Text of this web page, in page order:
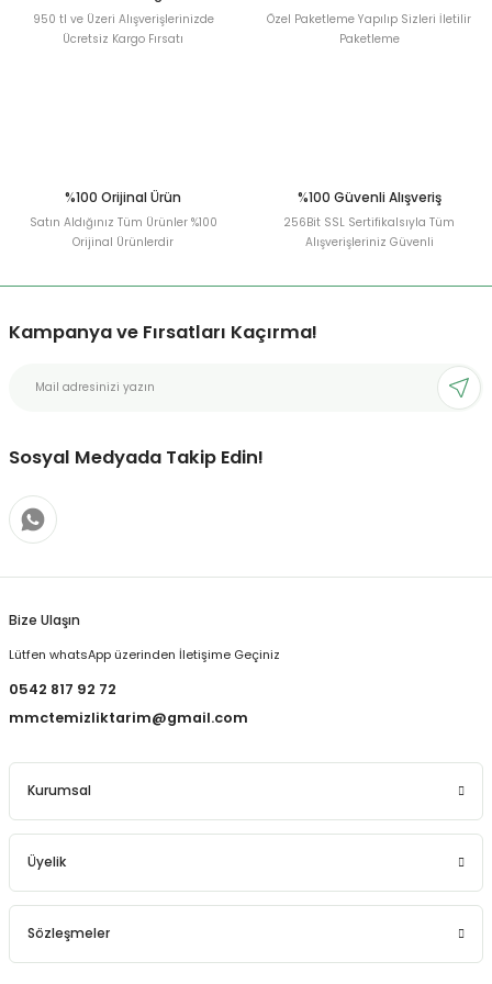
950 tl ve Üzeri Alışverişlerinizde
Ücretsiz Kargo Fırsatı
Özel Paketleme Yapılıp Sizleri İletilir
Paketleme
%100 Orijinal Ürün
Satın Aldığınız Tüm Ürünler %100
Orijinal Ürünlerdir
%100 Güvenli Alışveriş
256Bit SSL Sertifikalsıyla Tüm
Alışverişleriniz Güvenli
Kampanya ve Fırsatları Kaçırma!
Sosyal Medyada Takip Edin!
Bize Ulaşın
Lütfen whatsApp üzerinden İletişime Geçiniz
0542 817 92 72
mmctemizliktarim@gmail.com
Kurumsal
Üyelik
Sözleşmeler